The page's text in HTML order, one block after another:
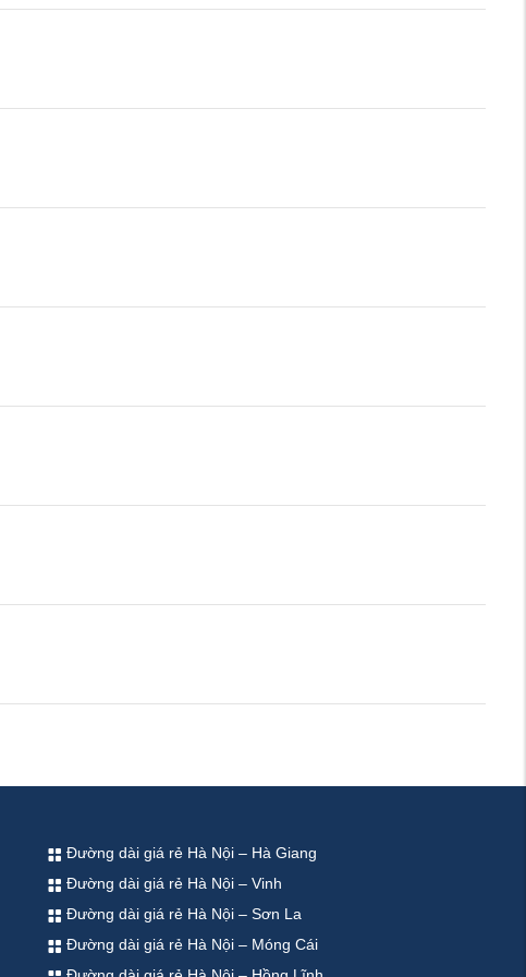
Đường dài giá rẻ Hà Nội – Hà Giang
Đường dài giá rẻ Hà Nội – Vinh
Đường dài giá rẻ Hà Nội – Sơn La
Đường dài giá rẻ Hà Nội – Móng Cái